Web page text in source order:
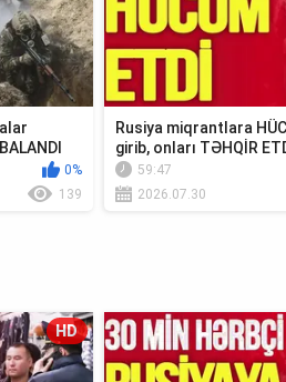
0%
139
Rusiya miqrantlara
girib, onları TƏHQİR
59:47
2026.07.30
HD